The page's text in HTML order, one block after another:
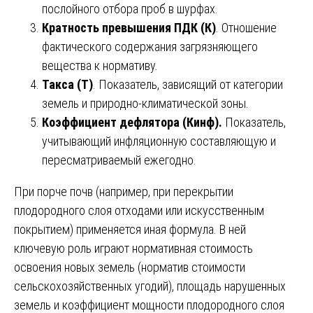
послойного отбора проб в шурфах.
Кратность превышения ПДК (К) . Отношение
фактического содержания загрязняющего
вещества к нормативу.
Такса (Т) . Показатель, зависящий от категории
земель и природно-климатической зоны.
Коэффициент дефлятора (Кинф). Показатель,
учитывающий инфляционную составляющую и
пересматриваемый ежегодно.
При порче почв (например, при перекрытии
плодородного слоя отходами или искусственным
покрытием) применяется иная формула. В ней
ключевую роль играют нормативная стоимость
освоения новых земель (норматив стоимости
сельскохозяйственных угодий), площадь нарушенных
земель и коэффициент мощности плодородного слоя